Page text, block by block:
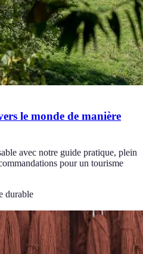
le monde de manière
avec notre guide pratique, plein
pour un tourisme
durable